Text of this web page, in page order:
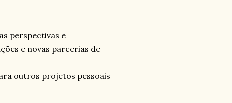
perspectivas e
e novas parcerias de
outros projetos pessoais